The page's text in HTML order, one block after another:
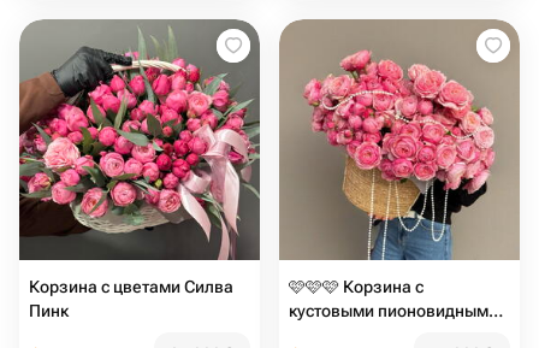
Корзина с цветами Силва
Пинк
️️️️️️🩷🩷🩷 Корзина с
кустовыми пионовидными